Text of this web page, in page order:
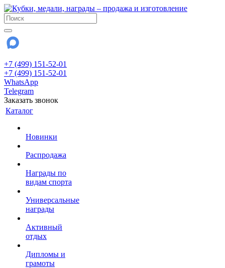
+7 (499) 151-52-01
+7 (499) 151-52-01
WhatsApp
Telegram
Заказать звонок
Каталог
Новинки
Распродажа
Награды по
видам спорта
Универсальные
награды
Активный
отдых
Дипломы и
грамоты